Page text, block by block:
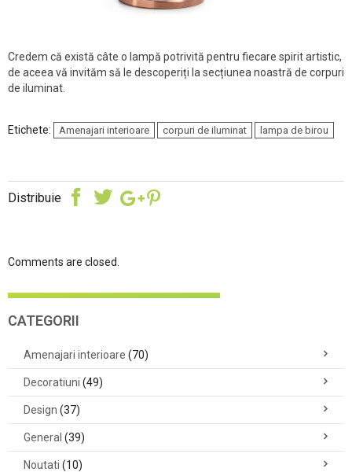
Credem că există câte o lampă potrivită pentru fiecare spirit artistic,
de aceea vă invităm să le descoperiți la secțiunea noastră de corpuri
de iluminat.
Etichete: Amenajari interioare corpuri de iluminat lampa de birou
Distribuie
Comments are closed.
CATEGORII
Amenajari interioare (70)
Decoratiuni (49)
Design (37)
General (39)
Noutati (10)